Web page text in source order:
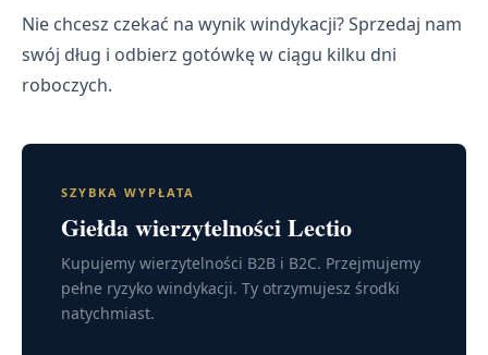
Nie chcesz czekać na wynik windykacji? Sprzedaj nam
swój dług i odbierz gotówkę w ciągu kilku dni
roboczych.
SZYBKA WYPŁATA
Giełda wierzytelności Lectio
Kupujemy wierzytelności B2B i B2C. Przejmujemy
pełne ryzyko windykacji. Ty otrzymujesz środki
natychmiast.